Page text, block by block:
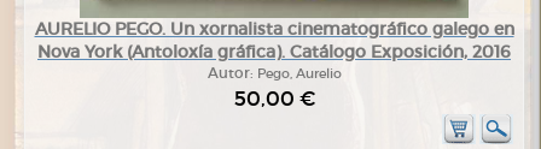
AURELIO PEGO. Un xornalista cinematográfico galego en
Nova York (Antoloxía gráfica). Catálogo Exposición, 2016
Autor: Pego, Aurelio
50,00 €